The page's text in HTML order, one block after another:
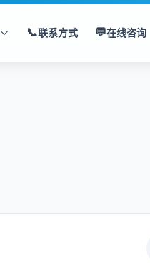
📞联系方式 💬在线咨询